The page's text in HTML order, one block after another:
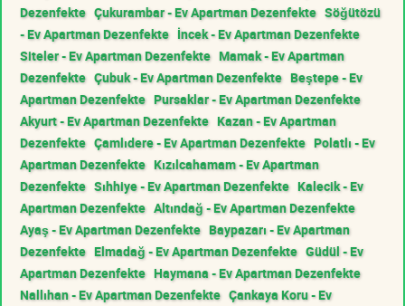
Dezenfekte Çukurambar - Ev Apartman Dezenfekte Söğütözü
- Ev Apartman Dezenfekte İncek - Ev Apartman Dezenfekte
Siteler - Ev Apartman Dezenfekte Mamak - Ev Apartman
Dezenfekte Çubuk - Ev Apartman Dezenfekte Beştepe - Ev
Apartman Dezenfekte Pursaklar - Ev Apartman Dezenfekte
Akyurt - Ev Apartman Dezenfekte Kazan - Ev Apartman
Dezenfekte Çamlıdere - Ev Apartman Dezenfekte Polatlı - Ev
Apartman Dezenfekte Kızılcahamam - Ev Apartman
Dezenfekte Sıhhiye - Ev Apartman Dezenfekte Kalecik - Ev
Apartman Dezenfekte Altındağ - Ev Apartman Dezenfekte
Ayaş - Ev Apartman Dezenfekte Baypazarı - Ev Apartman
Dezenfekte Elmadağ - Ev Apartman Dezenfekte Güdül - Ev
Apartman Dezenfekte Haymana - Ev Apartman Dezenfekte
Nallıhan - Ev Apartman Dezenfekte Çankaya Koru - Ev